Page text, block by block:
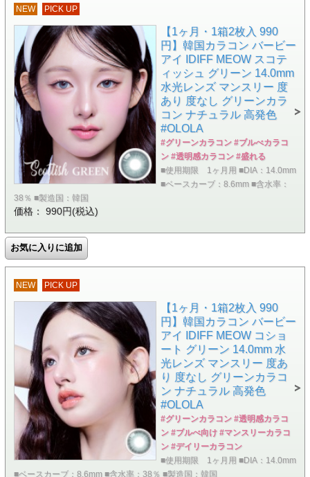
NEW PICK UP
【1ヶ月・1箱2枚入 990
円】韓国カラコン バービー
アイ IDIFF MEOW スコテ
ィッシュ グリーン 14.0mm
水光レンズ マンスリー 度
あり 度なし グリーンカラ
コン ナチュラル 高発色
#OLOLA
#グリーンカラコン #ブルべカラコ
ン #透明感カラコン #盛れる
■使用期限 1ヶ月用 ■DIA：14.0mm
■ベースカーブ：8.6mm ■含水率：
38％ ■製造国：韓国
価格： 990円(税込)
NEW PICK UP
【1ヶ月・1箱2枚入 990
円】韓国カラコン バービー
アイ IDIFF MEOW コショ
ート グリーン 14.0mm 水
光レンズ マンスリー 度あ
り 度なし グリーンカラコ
ン ナチュラル 高発色
#OLOLA
#グリーンカラコン #透明感カラコ
ン #ブルべ向け #マンスリーカラコ
ン #デイリーカラコン
■使用期限 1ヶ月用 ■DIA：14.0mm
■ベースカーブ：8.6mm ■含水率：38％ ■製造国：韓国